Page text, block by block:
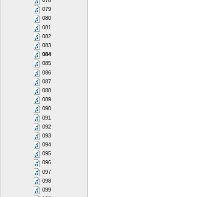
079
080
081
082
083
084
085
086
087
088
089
090
091
092
093
094
095
096
097
098
099